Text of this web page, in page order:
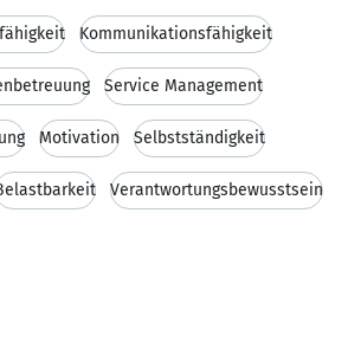
Kommunikationsfähigkeit
Service Management
Motivation Selbstständigkeit
Verantwortungsbewusstsein